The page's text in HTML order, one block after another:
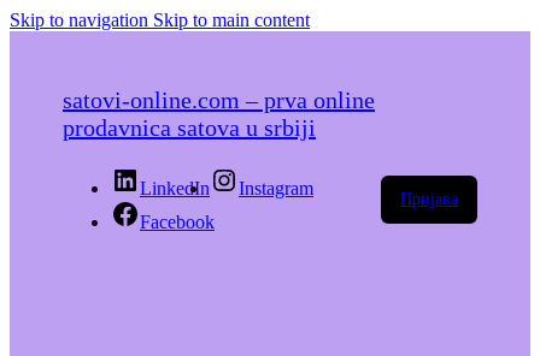
Skip to navigation Skip to main content
satovi-online.com – prva online
prodavnica satova u srbiji
LinkedIn
Instagram
Facebook
Пријава